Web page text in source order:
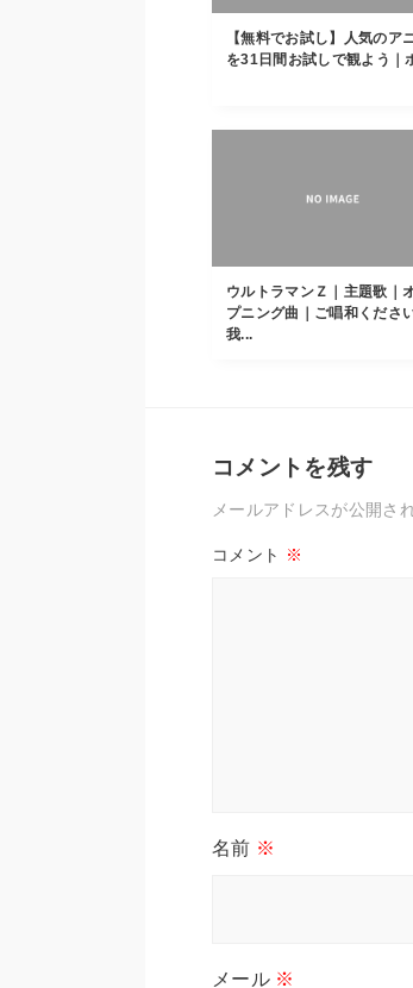
【無料でお試し】人気のア
を31日間お試しで観よう｜
ウルトラマンＺ｜主題歌｜
プニング曲｜ご唱和くださ
我...
コメントを残す
メールアドレスが公開さ
コメント ※
名前 ※
メール ※